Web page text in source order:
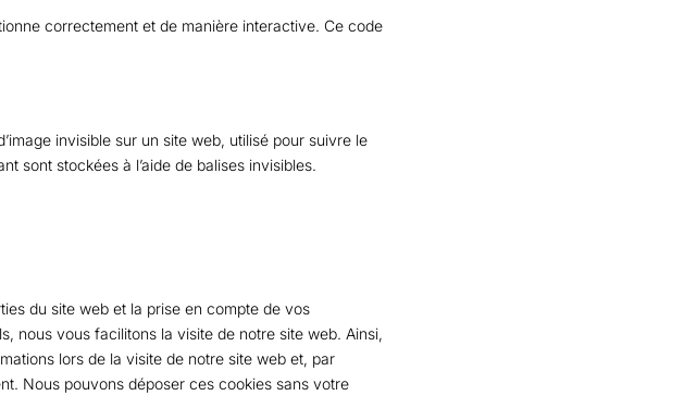
correctement et de manière interactive. Ce code
invisible sur un site web, utilisé pour suivre le
sont stockées à l’aide de balises invisibles.
du site web et la prise en compte de vos
nous vous facilitons la visite de notre site web. Ainsi,
lors de la visite de notre site web et, par
Nous pouvons déposer ces cookies sans votre